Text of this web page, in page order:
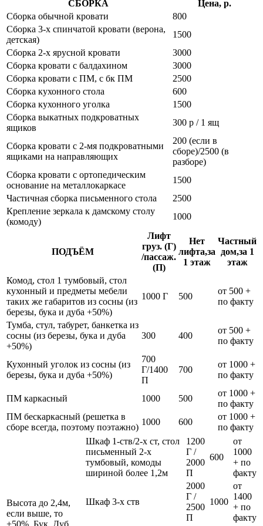
СБОРКА
Цена, р.
Сборка обычной кровати
800
Сборка 3-х спинчатой кровати (верона,
детская)
1500
Сборка 2-х ярусной кровати
3000
Сборка кровати с балдахином
3000
Сборка кровати с ПМ, с бк ПМ
2500
Сборка кухонного стола
600
Сборка кухонного уголка
1500
Сборка выкатных подкроватных
ящиков
300 р / 1 ящ
Сборка кровати с 2-мя подкроватными
ящиками на направляющих
200 (если в
сборе)/2500 (в
разборе)
Сборка кровати с ортопедическим
основание на металлокаркасе
1500
Частичная сборка письменного стола
2500
Крепление зеркала к дамскому столу
(комоду)
1000
ПОДЪЁМ
Лифт
груз. (Г)
/пассаж.
(П)
Нет
лифта,за
1 этаж
Частный
дом,за 1
этаж
Комод, стол 1 тумбовый, стол
кухонный и предметы мебели
таких же габаритов из сосны (из
березы, бука и дуба +50%)
1000 Г 500
от 500 +
по факту
Тумба, стул, табурет, банкетка из
сосны (из березы, бука и дуба
+50%)
300 400
от 500 +
по факту
Кухонный уголок из сосны (из
березы, бука и дуба +50%)
700
Г/1400
П
700
от 1000 +
по факту
ПМ каркасный 1000 500
от 1000 +
по факту
ПМ бескаркасный (решетка в
сборе всегда, поэтому поэтажно)
1000 600
от 1000 +
по факту
Высота до 2,4м,
если выше, то
+50%. Бук, Дуб,
Шкаф 1-ств/2-х ст, стол
письменный 2-х
тумбовый, комоды
шириной более 1,2м
1200
Г /
2000
П
600
от
1000
+ по
факту
Шкаф 3-х ств
2000
Г /
2500
П
1000
от
1400
+ по
факту